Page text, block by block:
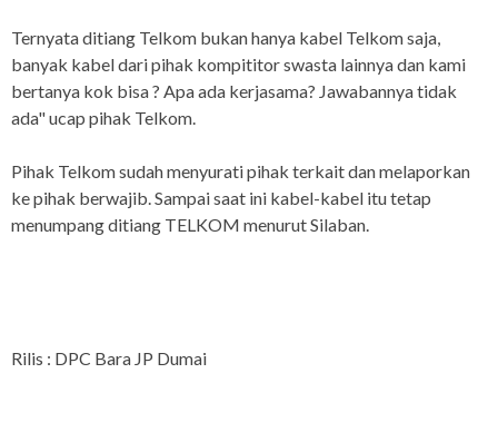
Ternyata ditiang Telkom bukan hanya kabel Telkom saja,
banyak kabel dari pihak kompititor swasta lainnya dan kami
bertanya kok bisa ? Apa ada kerjasama? Jawabannya tidak
ada" ucap pihak Telkom.
Pihak Telkom sudah menyurati pihak terkait dan melaporkan
ke pihak berwajib. Sampai saat ini kabel-kabel itu tetap
menumpang ditiang TELKOM menurut Silaban.
Rilis : DPC Bara JP Dumai